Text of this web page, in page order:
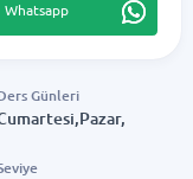
Günleri
Whatsapp